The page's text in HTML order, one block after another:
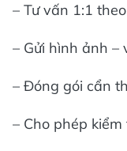
– Tư vấn 1:1
– Gửi hình ảnh
– Đóng gói cẩn
– Cho phép